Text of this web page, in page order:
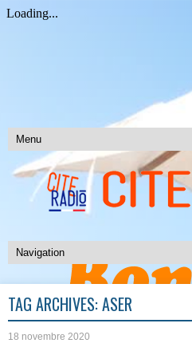
TAG ARCHIVES:ASER
18 novembre 2020